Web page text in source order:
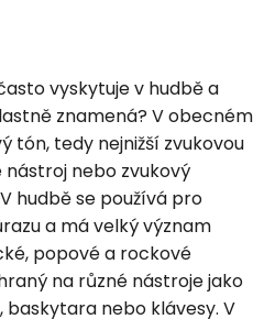
vyskytuje v hudbě a
znamená? V obecném
tón, tedy nejnižší zvukovou
nebo zvukový
hudbě se používá pro
a má velký význam
popové a rockové
na různé nástroje jako
nebo klávesy. V